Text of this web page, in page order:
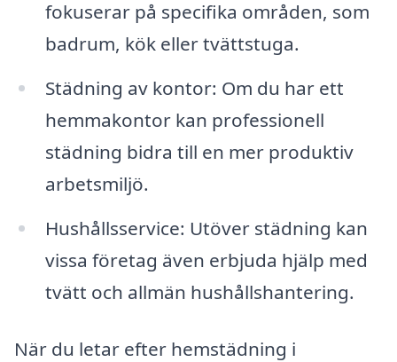
fokuserar på specifika områden, som
badrum, kök eller tvättstuga.
Städning av kontor: Om du har ett
hemmakontor kan professionell
städning bidra till en mer produktiv
arbetsmiljö.
Hushållsservice: Utöver städning kan
vissa företag även erbjuda hjälp med
tvätt och allmän hushållshantering.
När du letar efter hemstädning i